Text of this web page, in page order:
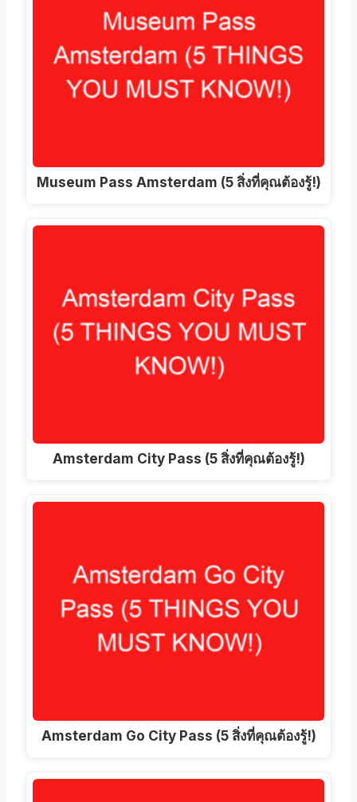
Museum Pass Amsterdam (5 สิ่งที่คุณต้องรู้!)
Amsterdam City Pass (5 สิ่งที่คุณต้องรู้!)
Amsterdam Go City Pass (5 สิ่งที่คุณต้องรู้!)